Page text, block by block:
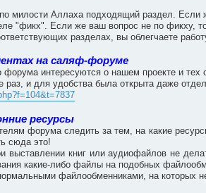
милости Аллаха подходящий раздел.
"фикх". Если же ваш вопрос не по фикху,
разделах, вы облегчаете
на саляф-форуме
форума интересуются о нашем проекте и
и для удобства была открыта даже
ресурсы
форума следить за тем, на какие
сюда это!
выставлении книг или аудиофайлов не
какие-либо файлы на подобных
файлообменниками, на которых